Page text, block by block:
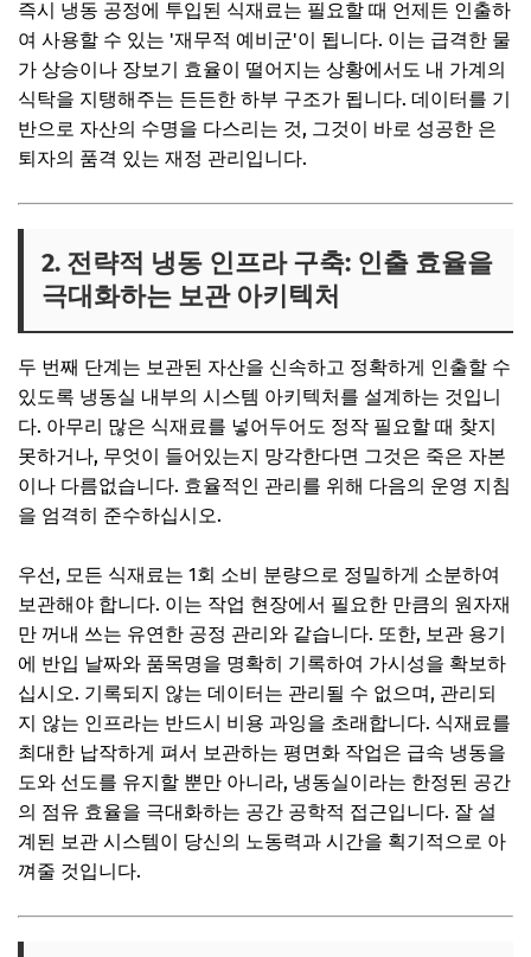
즉시 냉동 공정에 투입된 식재료는 필요할 때 언제든 인출하
여 사용할 수 있는 '재무적 예비군'이 됩니다. 이는 급격한 물
가 상승이나 장보기 효율이 떨어지는 상황에서도 내 가계의
식탁을 지탱해주는 든든한 하부 구조가 됩니다. 데이터를 기
반으로 자산의 수명을 다스리는 것, 그것이 바로 성공한 은
퇴자의 품격 있는 재정 관리입니다.
2. 전략적 냉동 인프라 구축: 인출 효율을
극대화하는 보관 아키텍처
두 번째 단계는 보관된 자산을 신속하고 정확하게 인출할 수
있도록 냉동실 내부의 시스템 아키텍처를 설계하는 것입니
다. 아무리 많은 식재료를 넣어두어도 정작 필요할 때 찾지
못하거나, 무엇이 들어있는지 망각한다면 그것은 죽은 자본
이나 다름없습니다. 효율적인 관리를 위해 다음의 운영 지침
을 엄격히 준수하십시오.
우선, 모든 식재료는 1회 소비 분량으로 정밀하게 소분하여
보관해야 합니다. 이는 작업 현장에서 필요한 만큼의 원자재
만 꺼내 쓰는 유연한 공정 관리와 같습니다. 또한, 보관 용기
에 반입 날짜와 품목명을 명확히 기록하여 가시성을 확보하
십시오. 기록되지 않는 데이터는 관리될 수 없으며, 관리되
지 않는 인프라는 반드시 비용 과잉을 초래합니다. 식재료를
최대한 납작하게 펴서 보관하는 평면화 작업은 급속 냉동을
도와 선도를 유지할 뿐만 아니라, 냉동실이라는 한정된 공간
의 점유 효율을 극대화하는 공간 공학적 접근입니다. 잘 설
계된 보관 시스템이 당신의 노동력과 시간을 획기적으로 아
껴줄 것입니다.